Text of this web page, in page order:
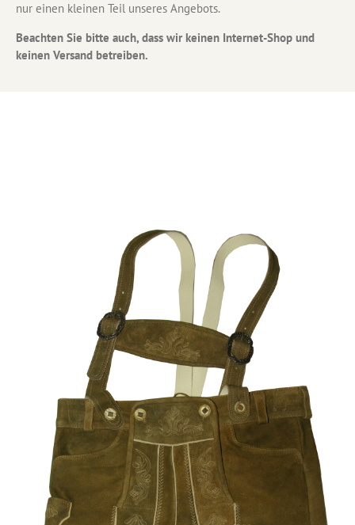
nur einen kleinen Teil unseres Angebots.
Beachten Sie bitte auch, dass wir keinen Internet-Shop und
keinen Versand betreiben.